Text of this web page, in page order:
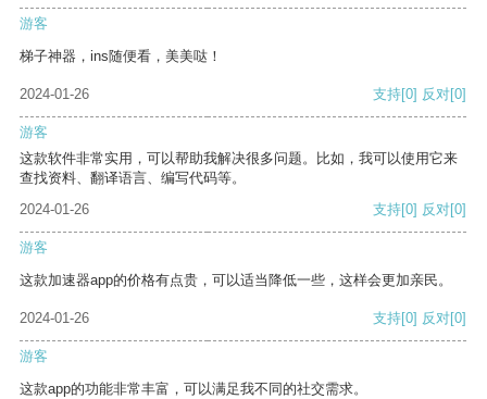
游客
梯子神器，ins随便看，美美哒！
2024-01-26 支持[0] 反对[0]
游客
这款软件非常实用，可以帮助我解决很多问题。比如，我可以使用它来
查找资料、翻译语言、编写代码等。
2024-01-26
支持[0] 反对[0]
游客
这款加速器app的价格有点贵，可以适当降低一些，这样会更加亲民。
2024-01-26 支持[0] 反对[0]
游客
这款app的功能非常丰富，可以满足我不同的社交需求。